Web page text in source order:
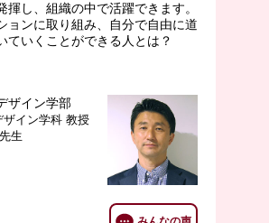
揮し、組織の中で活躍できます。
ョンに取り組み、自分で自由に道
ていくことができる人とは？
ザイン学部
ザイン学科 教授
生